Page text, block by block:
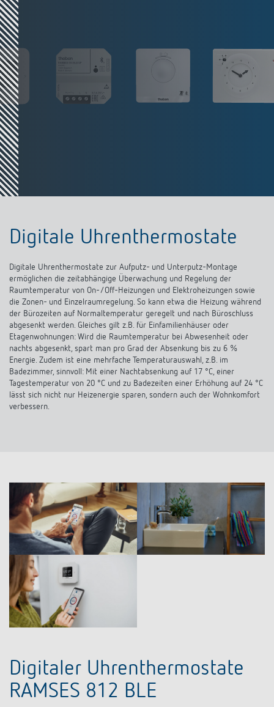
Digitale Uhrenthermostate
Digitale Uhrenthermostate zur Aufputz- und Unterputz-Montage
ermöglichen die zeitabhängige Überwachung und Regelung der
Raumtemperatur von On-/Off-Heizungen und Elektroheizungen sowie
die Zonen- und Einzelraumregelung. So kann etwa die Heizung während
der Bürozeiten auf Normaltemperatur geregelt und nach Büroschluss
abgesenkt werden. Gleiches gilt z.B. für Einfamilienhäuser oder
Etagenwohnungen: Wird die Raumtemperatur bei Abwesenheit oder
nachts abgesenkt, spart man pro Grad der Absenkung bis zu 6 %
Energie. Zudem ist eine mehrfache Temperaturauswahl, z.B. im
Badezimmer, sinnvoll: Mit einer Nachtabsenkung auf 17 °C, einer
Tagestemperatur von 20 °C und zu Badezeiten einer Erhöhung auf 24 °C
lässt sich nicht nur Heizenergie sparen, sondern auch der Wohnkomfort
verbessern.
Digitaler Uhrenthermostate
RAMSES 812 BLE